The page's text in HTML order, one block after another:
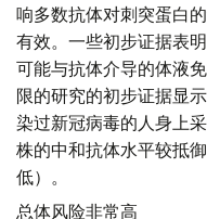
响多数抗体对刺突蛋白
有效。一些初步证据表
可能与抗体介导的体液
限的研究的初步证据显
染过新冠病毒的人身上
株的中和抗体水平较抵
低）。
总体风险非常高